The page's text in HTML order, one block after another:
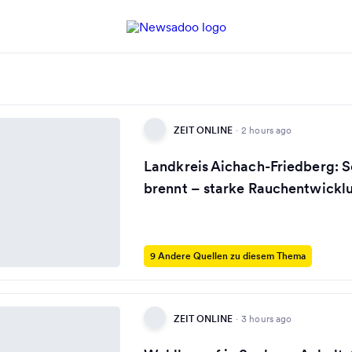
ZEIT ONLINE · 2 hours ago
Landkreis Aichach-Friedberg:
brennt – starke
9 Andere Quellen zu diesem Thema
ZEIT ONLINE · 3 hours ago